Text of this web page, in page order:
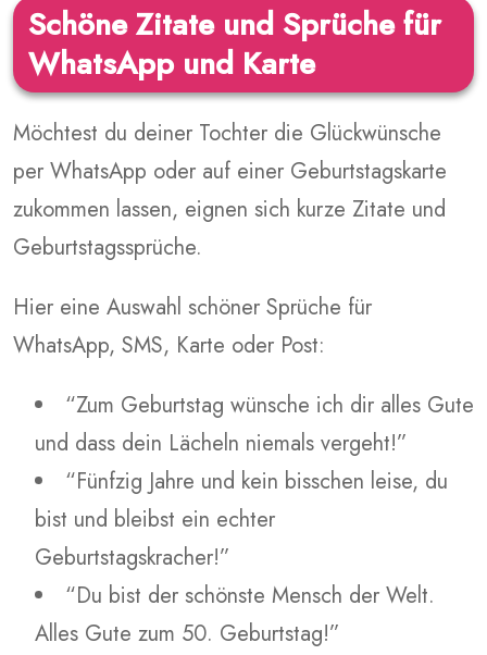
Schöne Zitate und Sprüche für
WhatsApp und Karte
Möchtest du deiner Tochter die Glückwünsche
per WhatsApp oder auf einer Geburtstagskarte
zukommen lassen, eignen sich kurze Zitate und
Geburtstagssprüche.
Hier eine Auswahl schöner Sprüche für
WhatsApp, SMS, Karte oder Post:
“Zum Geburtstag wünsche ich dir alles Gute
und dass dein Lächeln niemals vergeht!”
“Fünfzig Jahre und kein bisschen leise, du
bist und bleibst ein echter
Geburtstagskracher!”
“Du bist der schönste Mensch der Welt.
Alles Gute zum 50. Geburtstag!”